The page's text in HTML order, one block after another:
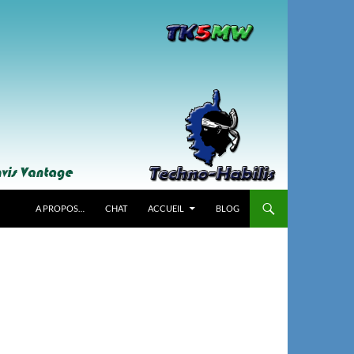
A PROPOS… CHAT ACCUEIL BLOG